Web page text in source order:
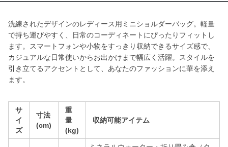
洗練されたデザインのレディース用ミニショルダーバッグ。軽量
で持ち運びやすく、日常のコーディネートにぴったりフィットし
ます。スマートフォンや小物をすっきり収納できるサイズ感で、
カジュアルな日常使いからお出かけまで幅広く活躍。スタイルを
引き立てるアクセントとして、あなたのファッションに華を添え
ます。
サ
イ
ズ
寸法
(cm)
重
量
(kg)
収納可能アイテム